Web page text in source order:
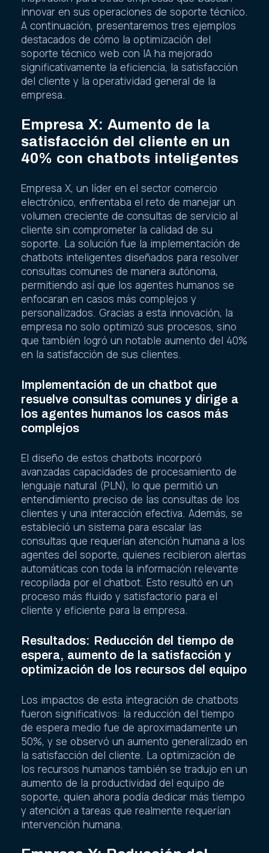
innovar en sus operaciones de soporte técnico.
A continuación, presentaremos tres ejemplos
destacados de cómo la optimización del
soporte técnico web con IA ha mejorado
significativamente la eficiencia, la satisfacción
del cliente y la operatividad general de la
empresa.
Empresa X: Aumento de la
satisfacción del cliente en un
40% con chatbots inteligentes
Empresa X, un líder en el sector comercio
electrónico, enfrentaba el reto de manejar un
volumen creciente de consultas de servicio al
cliente sin comprometer la calidad de su
soporte. La solución fue la implementación de
chatbots inteligentes diseñados para resolver
consultas comunes de manera autónoma,
permitiendo así que los agentes humanos se
enfocaran en casos más complejos y
personalizados. Gracias a esta innovación, la
empresa no solo optimizó sus procesos, sino
que también logró un notable aumento del 40%
en la satisfacción de sus clientes.
Implementación de un chatbot que
resuelve consultas comunes y dirige a
los agentes humanos los casos más
complejos
El diseño de estos chatbots incorporó
avanzadas capacidades de procesamiento de
lenguaje natural (PLN), lo que permitió un
entendimiento preciso de las consultas de los
clientes y una interacción efectiva. Además, se
estableció un sistema para escalar las
consultas que requerían atención humana a los
agentes del soporte, quienes recibieron alertas
automáticas con toda la información relevante
recopilada por el chatbot. Esto resultó en un
proceso más fluido y satisfactorio para el
cliente y eficiente para la empresa.
Resultados: Reducción del tiempo de
espera, aumento de la satisfacción y
optimización de los recursos del equipo
Los impactos de esta integración de chatbots
fueron significativos: la reducción del tiempo
de espera medio fue de aproximadamente un
50%, y se observó un aumento generalizado en
la satisfacción del cliente. La optimización de
los recursos humanos también se tradujo en un
aumento de la productividad del equipo de
soporte, quien ahora podía dedicar más tiempo
y atención a tareas que realmente requerían
intervención humana.